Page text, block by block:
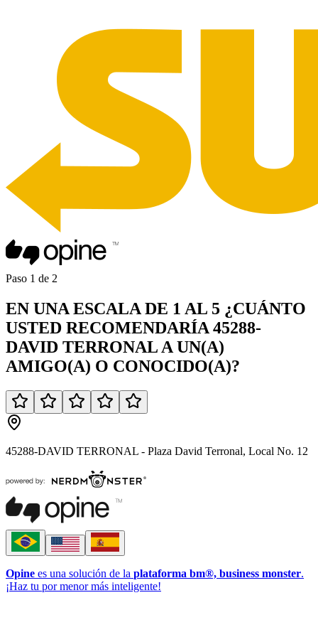
Paso 1 de 2
EN UNA ESCALA DE 1 AL 5 ¿CUÁNTO
USTED RECOMENDARÍA 45288-
DAVID TERRONAL A UN(A)
AMIGO(A) O CONOCIDO(A)?
45288-DAVID TERRONAL - Plaza David Terronal, Local No. 12
Opine es una solución de la plataforma bm®, business monster.
¡Haz tu por menor más inteligente!